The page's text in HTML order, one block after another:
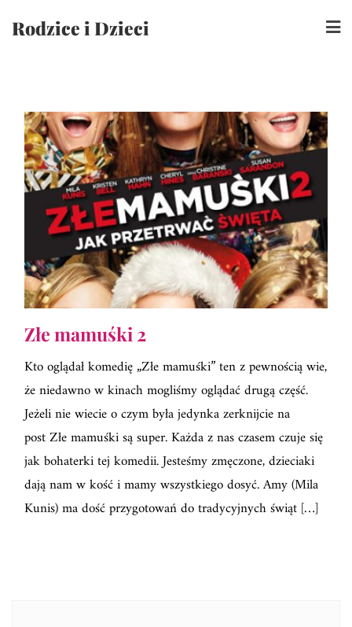
Rodzice i Dzieci
Złe mamuśki 2
Kto oglądał komedię „Złe mamuśki” ten z pewnością wie,
że niedawno w kinach mogliśmy oglądać drugą część.
Jeżeli nie wiecie o czym była jedynka zerknijcie na
post Złe mamuśki są super. Każda z nas czasem czuje się
jak bohaterki tej komedii. Jesteśmy zmęczone, dzieciaki
dają nam w kość i mamy wszystkiego dosyć. Amy (Mila
Kunis) ma dość przygotowań do tradycyjnych świąt […]